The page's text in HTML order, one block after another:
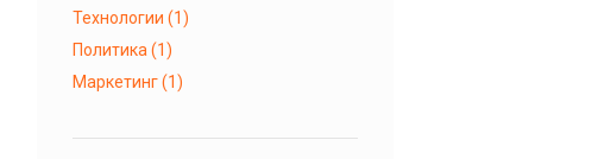
Технологии (1)
Политика (1)
Маркетинг(1)